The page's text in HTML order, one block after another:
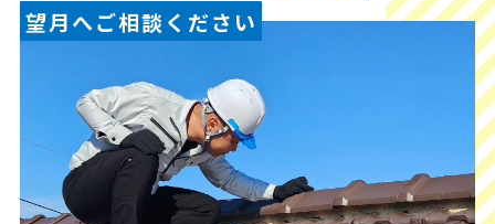
望月へご相談ください